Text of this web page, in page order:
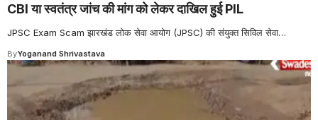
CBI या स्वतंत्र जांच की मांग को लेकर दाखिल हुई PIL
JPSC Exam Scam झारखंड लोक सेवा आयोग (JPSC) की संयुक्त सिविल सेवा…
ByYoganand Shrivastava